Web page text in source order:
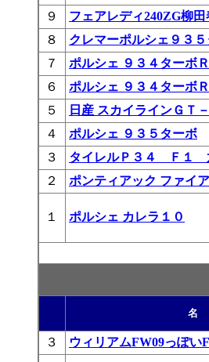
９
フェアレディ240ZG柳
８
クレマーポルシェ９３５
７
ポルシェ ９３４ターボ
６
ポルシェ ９３４ターボ
５
日産 スカイラインＧＴ
４
ポルシェ ９３５ターボ
３
タイレルＰ３４ Ｆ１
２
ポンティアック ファイ
１ ポルシェ カレラ１０
３ ウィリアムFW09っぽい